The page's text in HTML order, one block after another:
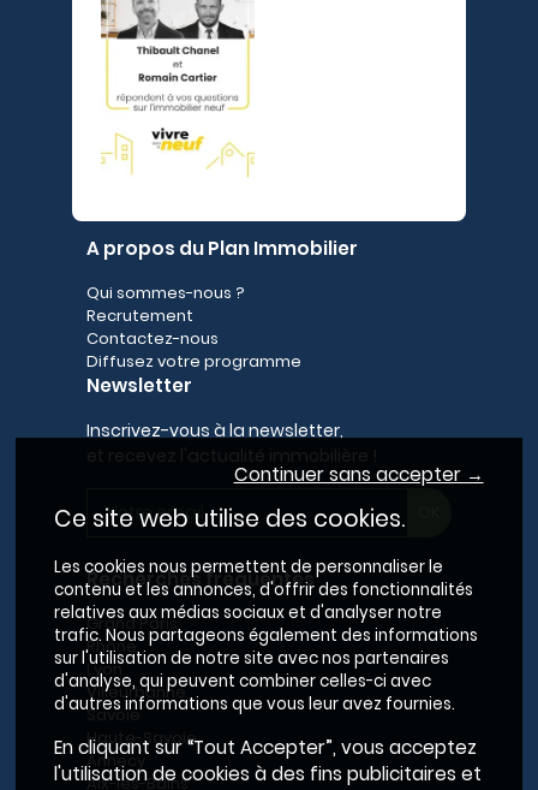
A propos du Plan Immobilier
Qui sommes-nous ?
Recrutement
Contactez-nous
Diffusez votre programme
Newsletter
Inscrivez-vous à la newsletter,
Recherches fréquentes
Grand Paris
Rhône
Lyon
Villeurbanne
Savoie
Haute-Savoie
Annecy
Aix-les-Bains
Continuer sans accepter →
Ce site web utilise des cookies.
Les cookies nous permettent de personnaliser le
contenu et les annonces, d'offrir des fonctionnalités
relatives aux médias sociaux et d'analyser notre
trafic. Nous partageons également des informations
sur l'utilisation de notre site avec nos partenaires
d'analyse, qui peuvent combiner celles-ci avec
d'autres informations que vous leur avez fournies.
En cliquant sur “Tout Accepter”, vous acceptez
l'utilisation de cookies à des fins publicitaires et